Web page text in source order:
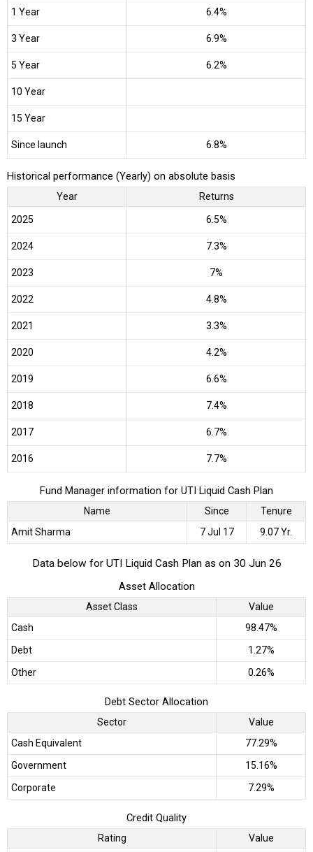
1 Year 6.4%
3 Year 6.9%
5 Year 6.2%
10 Year
15 Year
Since launch 6.8%
Historical performance (Yearly) on absolute basis
Year Returns
2025 6.5%
2024 7.3%
2023 7%
2022 4.8%
2021 3.3%
2020 4.2%
2019 6.6%
2018 7.4%
2017 6.7%
2016 7.7%
Fund Manager information for UTI Liquid Cash Plan
Name Since
Tenure
Amit Sharma
7 Jul 17 9.07 Yr.
Data below for UTI Liquid Cash Plan as on 30 Jun 26
Asset Allocation
Asset Class
Value
Cash
98.47%
Debt
1.27%
Other
0.26%
Debt Sector Allocation
Sector
Value
Cash Equivalent
77.29%
Government
15.16%
Corporate
7.29%
Credit Quality
Rating
Value